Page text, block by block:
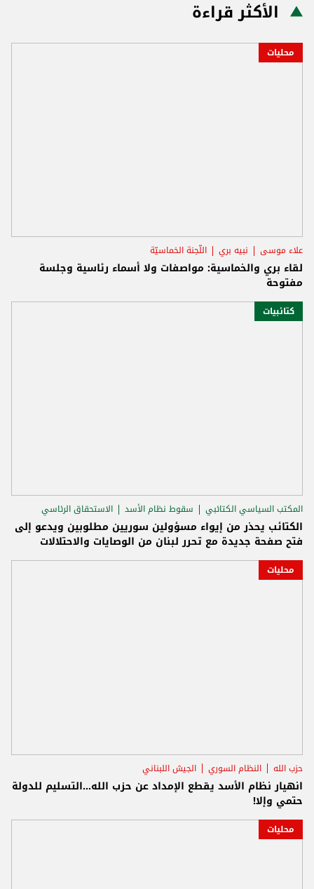
الأكثر قراءة
محليات
علاء موسى نبيه بري اللّجنة الخماسيّة
لقاء بري والخماسية: مواصفات ولا أسماء رئاسية وجلسة
مفتوحة
كتائبيات
المكتب السياسي الكتائبي سقوط نظام الأسد الاستحقاق الرئاسي
الكتائب يحذر من إيواء مسؤولين سوريين مطلوبين ويدعو إلى
فتح صفحة جديدة مع تحرر لبنان من الوصايات والاحتلالات
محليات
حزب الله النظام السوري الجيش اللبناني
انهيار نظام الأسد يقطع الإمداد عن حزب الله...التسليم للدولة
حتمي وإلا!
محليات